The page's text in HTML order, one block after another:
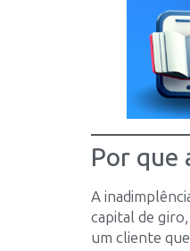
Por que
A
capital de
um cliente